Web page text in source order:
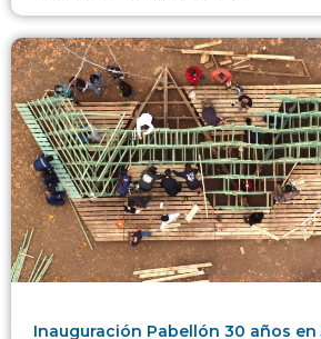
Inauguración Pabellón 30 años